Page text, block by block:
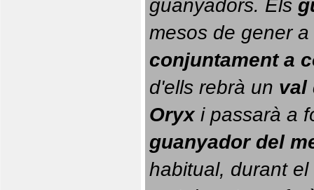
guanyadors. Els
conjuntament a
d'ells rebrà un val
Oryx i passarà a
guanyador del
habitual, durant el